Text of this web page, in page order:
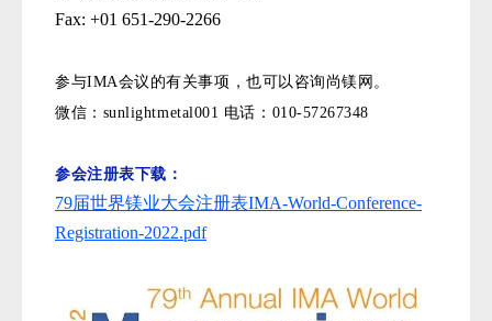
Fax: +01 651-290-2266
参与IMA会议的有关事项，也可以咨询尚镁网。
微信：sunlightmetal001 电话：010-57267348
参会注册表下载：
79届世界镁业大会注册表IMA-World-Conference-
Registration-2022.pdf